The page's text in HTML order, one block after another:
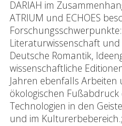
DARIAH im
ATRIUM und ECHOES
Forschungsschwerpunkte:
Literaturwissenschaft und
Deutsche Romantik,
wissenschaftliche
Jahren ebenfalls Arbeiten
ökologischen Fußabdruck
Technologien in den
und im Kulturerbebereich.;